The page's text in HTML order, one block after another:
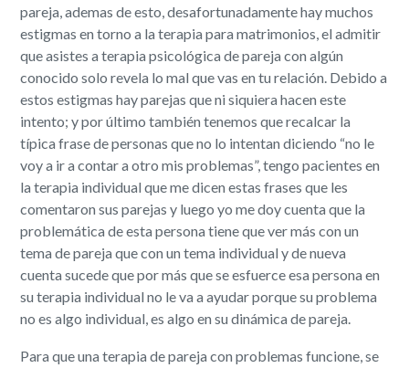
pareja, ademas de esto, desafortunadamente hay muchos
estigmas en torno a la terapia para matrimonios, el admitir
que asistes a terapia psicológica de pareja con algún
conocido solo revela lo mal que vas en tu relación. Debido a
estos estigmas hay parejas que ni siquiera hacen este
intento; y por último también tenemos que recalcar la
típica frase de personas que no lo intentan diciendo “no le
voy a ir a contar a otro mis problemas”, tengo pacientes en
la terapia individual que me dicen estas frases que les
comentaron sus parejas y luego yo me doy cuenta que la
problemática de esta persona tiene que ver más con un
tema de pareja que con un tema individual y de nueva
cuenta sucede que por más que se esfuerce esa persona en
su terapia individual no le va a ayudar porque su problema
no es algo individual, es algo en su dinámica de pareja.
Para que una terapia de pareja con problemas funcione, se